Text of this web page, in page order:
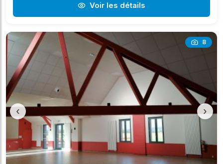
Voir les détails
8
‹ ›